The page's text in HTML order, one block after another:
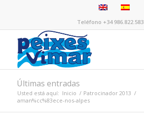
Teléfono +34 986.822.583
Últimas entradas
Usted está aquí: Inicio / Patrocinador 2013 /
aman%cc%83ece-nos-alpes